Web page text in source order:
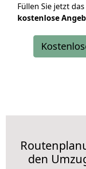
Füllen Sie jetzt
kostenlose
den